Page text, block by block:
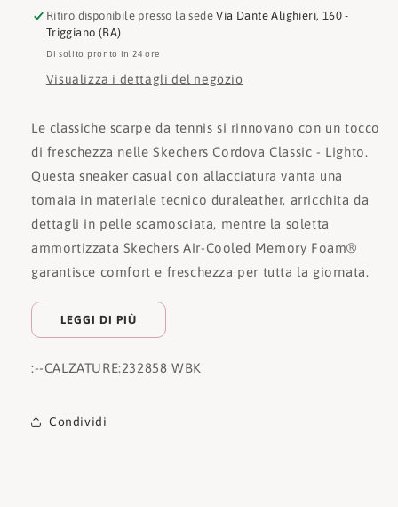
Ritiro disponibile presso la sedeVia Dante Alighieri, 160 -
Triggiano (BA)
Di solito pronto in 24 ore
Visualizza i dettagli del negozio
Le classiche scarpe da tennis si rinnovano con un tocco
di freschezza nelle Skechers Cordova Classic - Lighto.
Questa sneaker casual con allacciatura vanta una
tomaia in materiale tecnico duraleather, arricchita da
dettagli in pelle scamosciata, mentre la soletta
ammortizzata Skechers Air-Cooled Memory Foam®
garantisce comfort e freschezza per tutta la giornata.
LEGGI DI PIÙ
:--CALZATURE:232858 WBK
Condividi